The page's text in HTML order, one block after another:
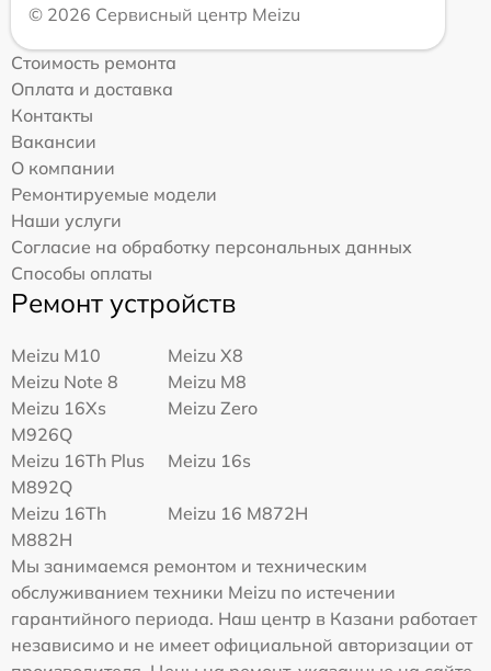
© 2026 Сервисный центр Meizu
Стоимость ремонта
Оплата и доставка
Контакты
Вакансии
О компании
Ремонтируемые модели
Наши услуги
Согласие на обработку персональных данных
Способы оплаты
Ремонт устройств
Meizu M10
Meizu X8
Meizu Note 8
Meizu M8
Meizu 16Xs
M926Q
Meizu Zero
Meizu 16Th Plus
M892Q
Meizu 16s
Meizu 16Th
M882H
Meizu 16 M872H
Мы занимаемся ремонтом и техническим
обслуживанием техники Meizu по истечении
гарантийного периода. Наш центр в Казани работает
независимо и не имеет официальной авторизации от